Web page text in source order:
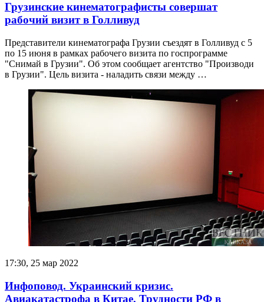
Грузинские кинематографисты совершат
рабочий визит в Голливуд
Представители кинематографа Грузии съездят в Голливуд с 5
по 15 июня в рамках рабочего визита по госпрограмме
"Снимай в Грузии". Об этом сообщает агентство "Производи
в Грузии". Цель визита - наладить связи между …
17:30, 25 мар 2022
Инфоповод. Украинский кризис.
Авиакатастрофа в Китае. Трудности РФ в